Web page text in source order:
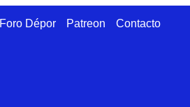
Foro Dépor Patreon Contacto